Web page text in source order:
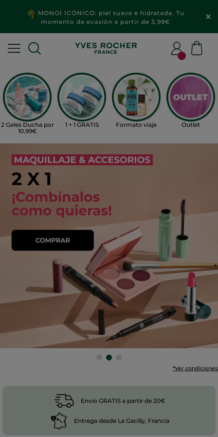
MONOI ICÓNICO: piel suave e hidratada. Tu
momento de evasión a partir de 3,99€
2 Geles Ducha por
10,99€
1 + 1 GRATIS Formato viaje Outlet
*Ver condiciones
Envío GRATIS a partir de 20€
Entrega desde La Gacilly, Francia